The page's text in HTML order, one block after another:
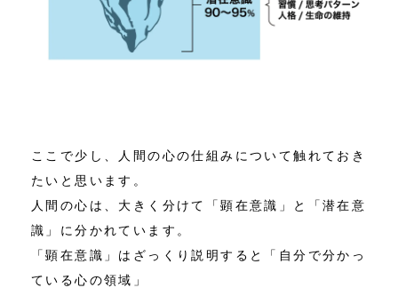
ここで少し、人間の心の仕組みについて触れておき
たいと思います。
人間の心は、大きく分けて「顕在意識」と「潜在意
識」に分かれています。
「顕在意識」はざっくり説明すると「自分で分かっ
ている心の領域」